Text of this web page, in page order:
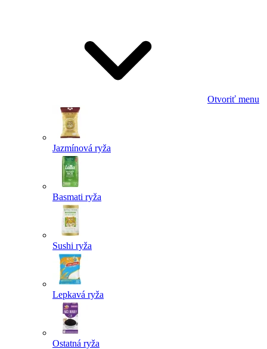
Otvoriť menu
Jazmínová ryža
Basmati ryža
Sushi ryža
Lepkavá ryža
Ostatná ryža